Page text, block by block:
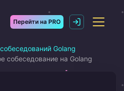
Перейти на PRO
Golang
собеседование на Golang